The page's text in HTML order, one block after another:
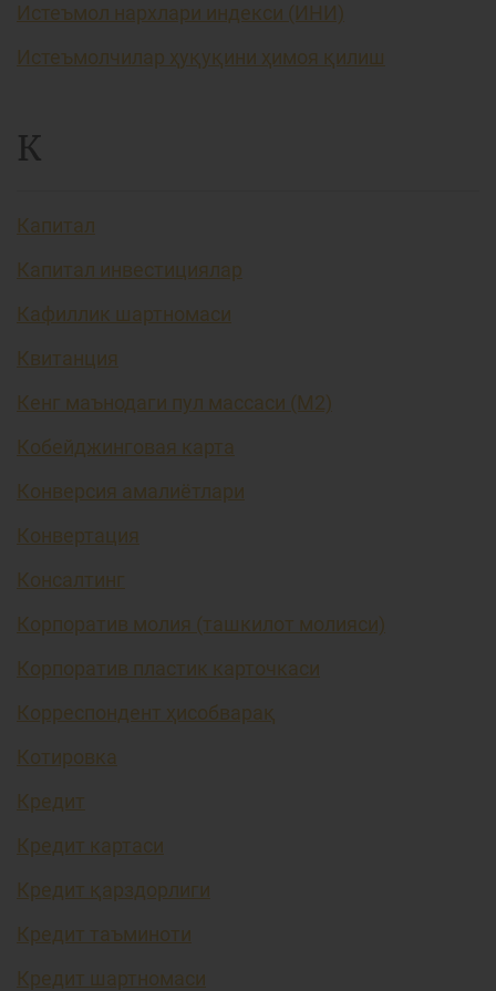
Истеъмол нархлари индекси (ИНИ)
Истеъмолчилар ҳуқуқини ҳимоя қилиш
К
Капитал
Капитал инвестициялар
Кафиллик шартномаси
Квитанция
Кенг маънодаги пул массаси (М2)
Кобейджинговая карта
Конверсия амалиётлари
Конвертация
Консалтинг
Корпоратив молия (ташкилот молияси)
Корпоратив пластик карточкаси
Корреспондент ҳисобварақ
Котировка
Кредит
Кредит картаси
Кредит қарздорлиги
Кредит таъминоти
Кредит шартномаси